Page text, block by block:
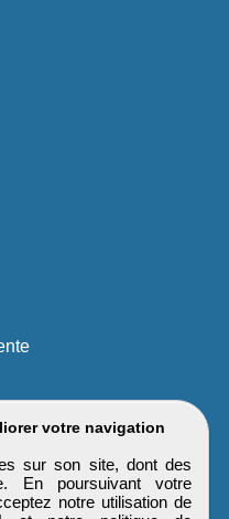
votre navigation
sur son site, dont des
En poursuivant votre
notre utilisation de